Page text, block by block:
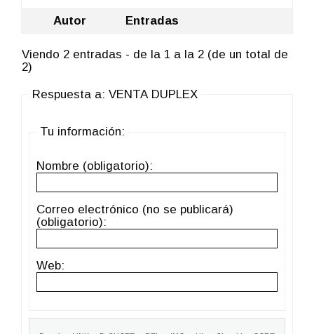
Autor Entradas
Viendo 2 entradas - de la 1 a la 2 (de un total de
2)
Respuesta a: VENTA DUPLEX
Tu información:
Nombre (obligatorio):
Correo electrónico (no se publicará)
(obligatorio):
Web: